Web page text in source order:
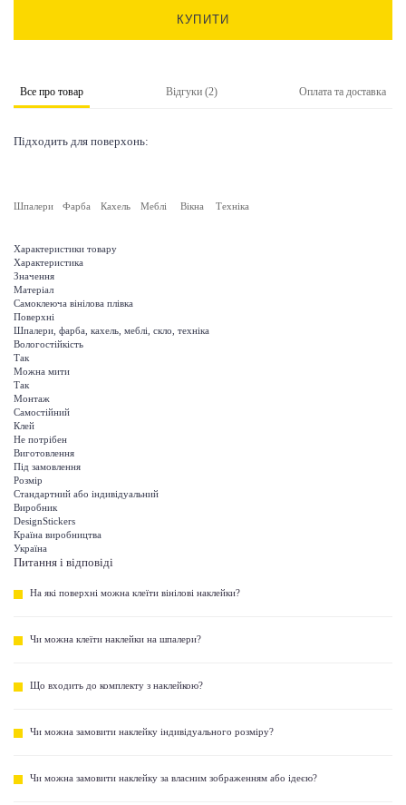
КУПИТИ
Все про товар Відгуки (2) Оплата та доставка
Підходить для поверхонь:
Шпалери Фарба Кахель Меблі Вікна Техніка
Характеристики товару
Характеристика
Значення
Матеріал
Самоклеюча вінілова плівка
Поверхні
Шпалери, фарба, кахель, меблі, скло, техніка
Вологостійкість
Так
Можна мити
Так
Монтаж
Самостійний
Клей
Не потрібен
Виготовлення
Під замовлення
Розмір
Стандартний або індивідуальний
Виробник
DesignStickers
Країна виробництва
Україна
Питання і відповіді
На які поверхні можна клеїти вінілові наклейки?
Чи можна клеїти наклейки на шпалери?
Що входить до комплекту з наклейкою?
Чи можна замовити наклейку індивідуального розміру?
Чи можна замовити наклейку за власним зображенням або ідеєю?